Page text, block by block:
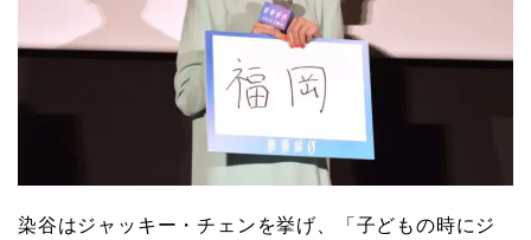
染谷はジャッキー・チェンを挙げ、「子どもの時にジ